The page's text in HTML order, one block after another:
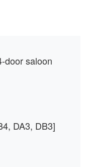
door saloon
DA3, DB3]